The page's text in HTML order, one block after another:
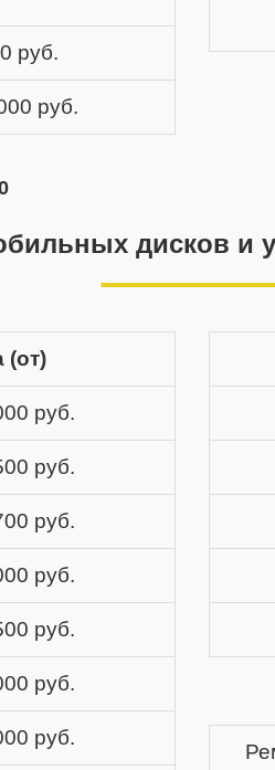
руб.
руб.
дисков и
(от)
руб.
руб.
руб.
руб.
руб.
руб.
руб.